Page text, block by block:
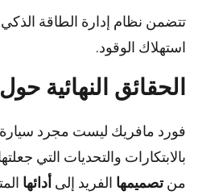
تتضمن نظام إدارة الطاقة
استهلاك الوقود.
الحقائق النهائية
فورد مافريك ليست مجرد
بالابتكارات والتحديات التي
منتصميمها الفريد إلى أدائها